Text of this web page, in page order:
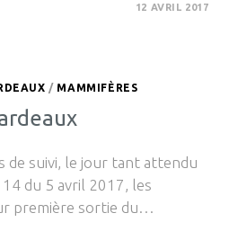
12 AVRIL 2017
/ MAMMIFÈRES
de suivi, le jour tant attendu
du 5 avril 2017, les
première sortie du…